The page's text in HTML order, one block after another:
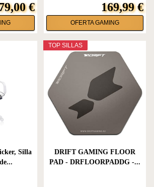
€ 169,99 €
OFERTA GAMING
Silla
TOP SILLAS
DRIFT GAMING FLOOR
PAD - DRFLOORPADDG -...